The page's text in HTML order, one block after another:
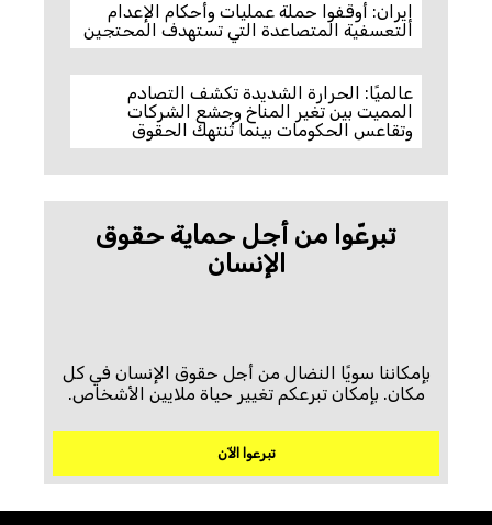
إيران: أوقفوا حملة عمليات وأحكام الإعدام
التعسفية المتصاعدة التي تستهدف المحتجين
عالميًا: الحرارة الشديدة تكشف التصادم
المميت بين تغير المناخ وجشع الشركات
وتقاعس الحكومات بينما تُنتهك الحقوق
تبرعّوا من أجل حماية حقوق
الإنسان
بإمكاننا سويًا النضال من أجل حقوق الإنسان في كل
مكان. بإمكان تبرعكم تغيير حياة ملايين الأشخاص.
تبرعوا الآن